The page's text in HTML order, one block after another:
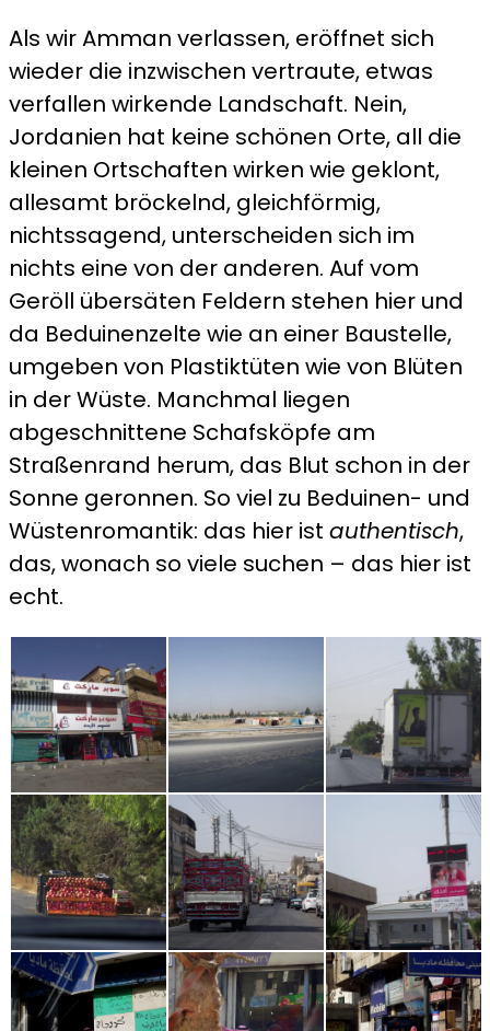
Als wir Amman verlassen, eröffnet sich
wieder die inzwischen vertraute, etwas
verfallen wirkende Landschaft. Nein,
Jordanien hat keine schönen Orte, all die
kleinen Ortschaften wirken wie geklont,
allesamt bröckelnd, gleichförmig,
nichtssagend, unterscheiden sich im
nichts eine von der anderen. Auf vom
Geröll übersäten Feldern stehen hier und
da Beduinenzelte wie an einer Baustelle,
umgeben von Plastiktüten wie von Blüten
in der Wüste. Manchmal liegen
abgeschnittene Schafsköpfe am
Straßenrand herum, das Blut schon in der
Sonne geronnen. So viel zu Beduinen- und
Wüstenromantik: das hier ist authentisch,
das, wonach so viele suchen – das hier ist
echt.